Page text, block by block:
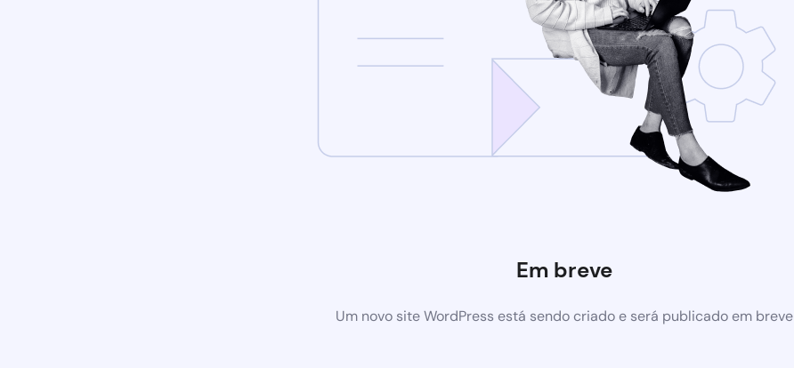
Em breve
Um novo site WordPress está sendo criado e será publicado em breve